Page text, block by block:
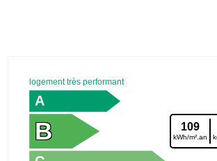
logement très performant
A
109
kWh/m².an
B